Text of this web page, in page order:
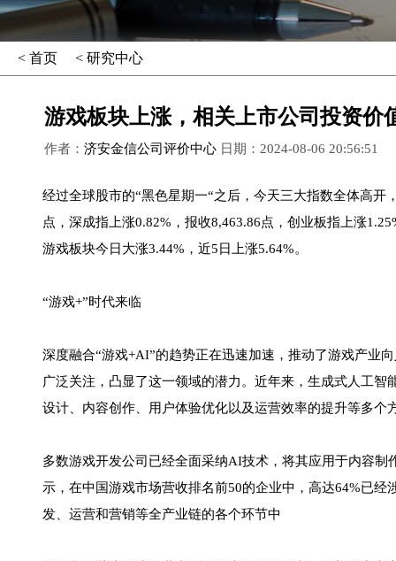
< 首页 < 研究中心
游戏板块上涨，相关上市公司投资价
作者： 济安金信公司评价中心 日期：2024-08-06 20:56:51
经过全球股市的“黑色星期一“之后，今天三大指数全体高
点，深成指上涨0.82%，报收8,463.86点，创业板指上涨
游戏板块今日大涨3.44%，近5日上涨5.64%。
“游戏+”时代来临
深度融合“游戏+AI”的趋势正在迅速加速，推动了游戏产业
广泛关注，凸显了这一领域的潜力。近年来，生成式人工
设计、内容创作、用户体验优化以及运营效率的提升等多个
多数游戏开发公司已经全面采纳AI技术，将其应用于内容
示，在中国游戏市场营收排名前50的企业中，高达64%已
发、运营和营销等全产业链的各个环节中